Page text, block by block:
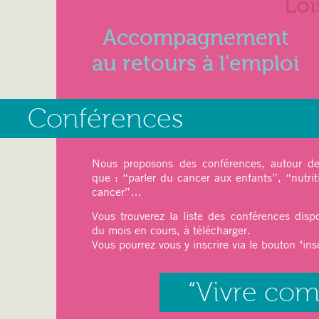
Juin 2025
Sport: pilâtes, Qi-Gong
Relaxation
: Sophrologie
Dessin, Peinture ( cet atelier est
Accompagnement
au retours à l'emploi
Conférences
Nous proposons des conférences, autour
que : “parler du cancer aux enfants”,
cancer”…
Vous trouverez la liste des conférences
du mois en cours, à télécharger.
Vous pourrez vous y inscrire via le bouton
“Vivre